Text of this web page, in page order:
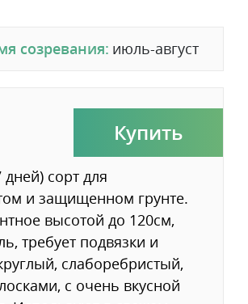
созревания: июль-август
Купить
сорт для
и защищенном грунте.
высотой до 120см,
требует подвязки и
слаборебристый,
с очень вкусной